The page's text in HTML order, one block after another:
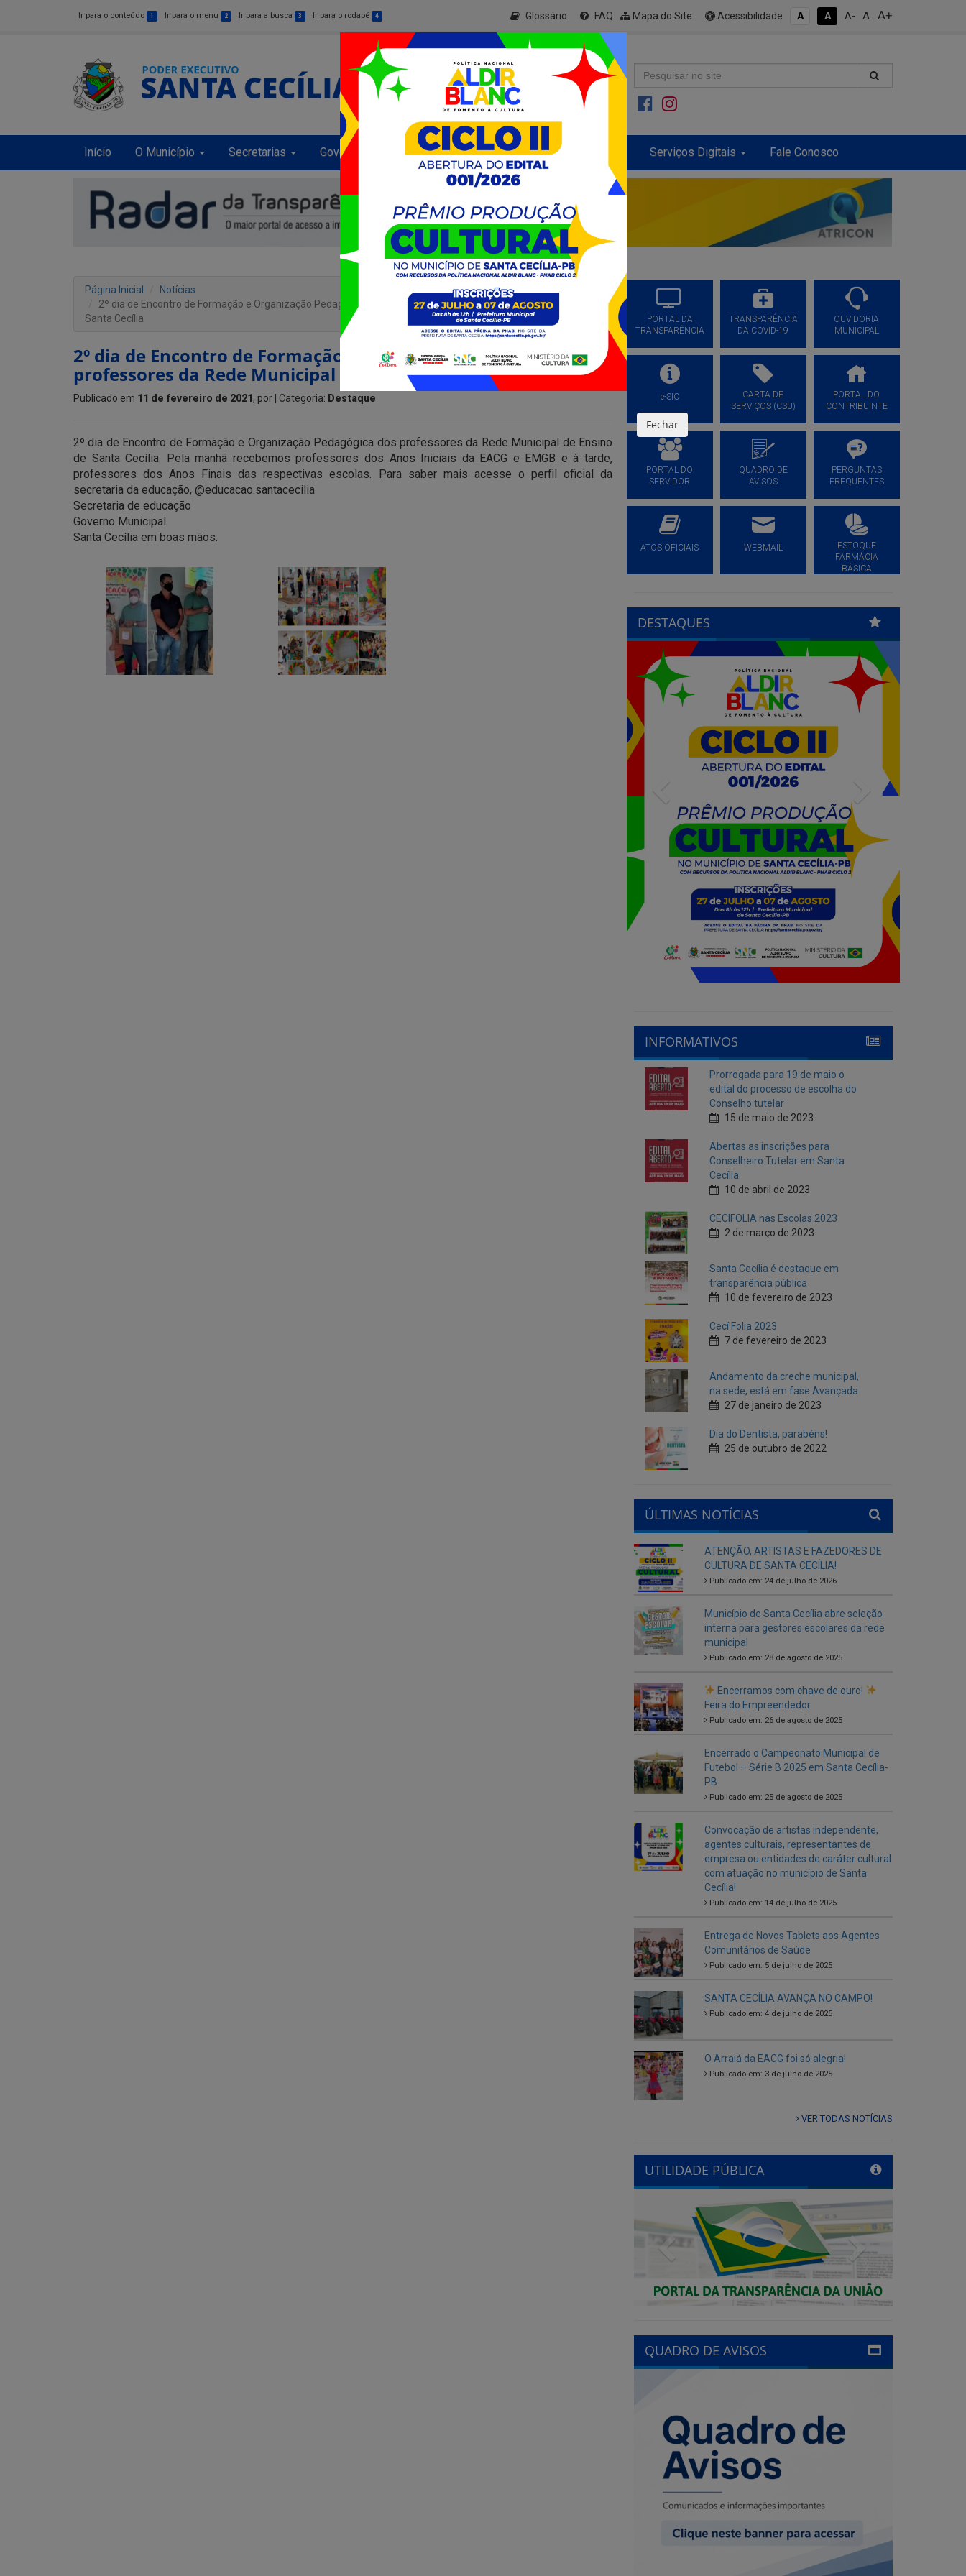
Ir para o conteúdo 1 Ir para o menu 2 Ir para a busca 3 Ir para o rodapé 4 Glossário FAQ Mapa do Site Acessibilidade A A A- A A+
Início O Município Secretarias Governo Municipal Informe-se + Transparência Serviços Digitais Fale Conosco
Página Inicial
Notícias
2º dia de Encontro de Formação e Organização Pedagógica dos professores da Rede Municipal de Ensino de
Santa Cecília
2º dia de Encontro de Formação e Organização Pedagógica dos
professores da Rede Municipal de Ensino de Santa Cecília
Publicado em 11 de fevereiro de 2021, por | Categoria: Destaque
2º dia de Encontro de Formação e Organização Pedagógica dos professores da Rede Municipal de Ensino
de Santa Cecília. Pela manhã recebemos professores dos Anos Iniciais da EACG e EMGB e à tarde,
professores dos Anos Finais das respectivas escolas. Para saber mais acesse o perfil oficial da
secretaria da educação, @educacao.santacecilia
Secretaria de educação
Governo Municipal
Santa Cecília em boas mãos.
PORTAL DA
TRANSPARÊNCIA
TRANSPARÊNCIA
DA COVID-19
OUVIDORIA
MUNICIPAL
e-SIC
CARTA DE
SERVIÇOS (CSU)
PORTAL DO
CONTRIBUINTE
PORTAL DO
SERVIDOR
QUADRO DE
AVISOS
PERGUNTAS
FREQUENTES
ATOS OFICIAIS WEBMAIL
ESTOQUE
FARMÁCIA
BÁSICA
DESTAQUES
Fechar
Previous Next
INFORMATIVOS
Conselho tutelar
15 de maio de 2023
Abertas as inscrições para
Conselheiro Tutelar em Santa
Cecília
CECIFOLIA nas Escolas 2023
2 de março de 2023
Santa Cecília é destaque em
transparência pública
10 de fevereiro de 2023
Cecí Folia 2023
7 de fevereiro de 2023
Andamento da creche municipal,
na sede, está em fase Avançada
Dia do Dentista, parabéns!
25 de outubro de 2022
ÚLTIMAS NOTÍCIAS
CULTURA DE SANTA CECÍLIA!
Município de Santa Cecília abre seleção
interna para gestores escolares da rede
municipal
Encerramos com chave de ouro!
Feira do Empreendedor
Publicado em: 26 de agosto de 2025
Encerrado o Campeonato Municipal de
Futebol – Série B 2025 em Santa Cecília-
PB
Convocação de artistas independente,
agentes culturais, representantes de
empresa ou entidades de caráter cultural
Cecília!
Publicado em: 14 de julho de 2025
Entrega de Novos Tablets aos Agentes
Comunitários de Saúde
Publicado em: 5 de julho de 2025
SANTA CECÍLIA AVANÇA NO CAMPO!
O Arraiá da EACG foi só alegria!
Publicado em: 3 de julho de 2025
VER TODAS NOTÍCIAS
Previous Next
QUADRO DE AVISOS